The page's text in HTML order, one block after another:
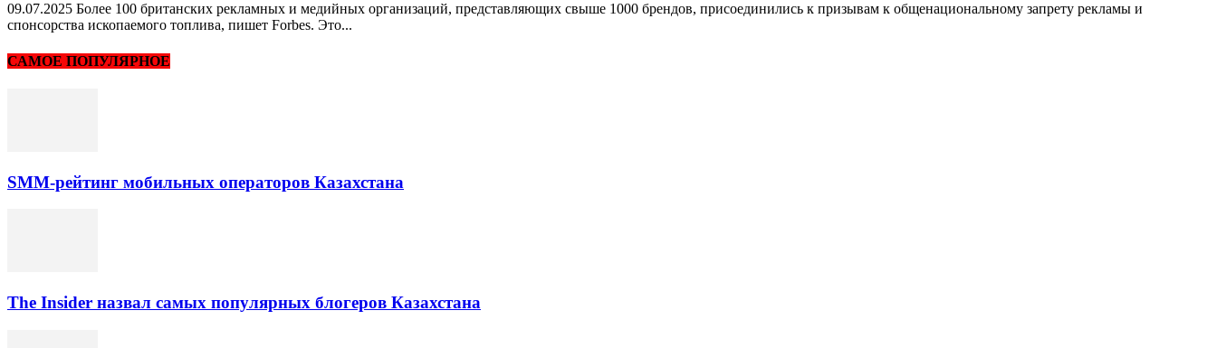
09.07.2025 Более 100 британских рекламных и медийных организаций, представляющих свыше 1000 брендов, присоединились к призывам к общенациональному запрету рекламы и
спонсорства ископаемого топлива, пишет Forbes. Это...
САМОЕ ПОПУЛЯРНОЕ
SMM-рейтинг мобильных операторов Казахстана
The Insider назвал самых популярных блогеров Казахстана